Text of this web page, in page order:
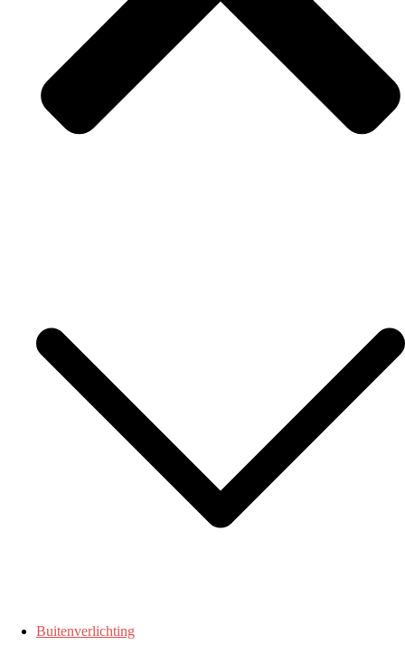
Buitenverlichting